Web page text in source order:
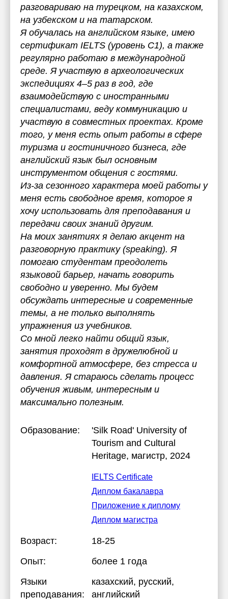
разговариваю на турецком, на казахском,
на узбекском и на татарском.
Я обучалась на английском языке, имею
сертификат IELTS (уровень C1), а также
регулярно работаю в международной
среде. Я участвую в археологических
экспедициях 4–5 раз в год, где
взаимодействую с иностранными
специалистами, веду коммуникацию и
участвую в совместных проектах. Кроме
того, у меня есть опыт работы в сфере
туризма и гостиничного бизнеса, где
английский язык был основным
инструментом общения с гостями.
Из-за сезонного характера моей работы у
меня есть свободное время, которое я
хочу использовать для преподавания и
передачи своих знаний другим.
На моих занятиях я делаю акцент на
разговорную практику (speaking). Я
помогаю студентам преодолеть
языковой барьер, начать говорить
свободно и уверенно. Мы будем
обсуждать интересные и современные
темы, а не только выполнять
упражнения из учебников.
Со мной легко найти общий язык,
занятия проходят в дружелюбной и
комфортной атмосфере, без стресса и
давления. Я стараюсь сделать процесс
обучения живым, интересным и
максимально полезным.
Образование:
'Silk Road' University of
Tourism and Cultural
Heritage, магистр, 2024
IELTS Certificate
Диплом бакалавра
Приложение к диплому
Диплом магистра
Возраст:
18-25
Опыт:
более 1 года
Языки
преподавания:
казахский, русский,
английский